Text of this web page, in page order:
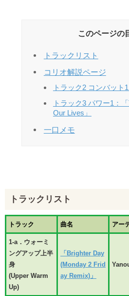
このページの
トラックリスト
コリオ解説ページ
トラック2 コンバット
トラック3 パワー1：
Our Lives」
一口メモ
トラックリスト
トラック 曲名 アー
1-a．ウォーミ
ングアップ上半
身
(Upper Warm
Up)
「Brighter Day
(Monday 2 Frid
ay Remix)」